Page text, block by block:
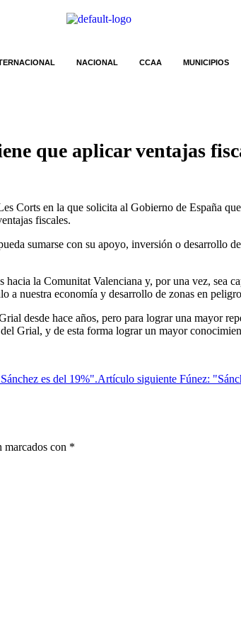
NACIONAL CCAA MUNICIPIOS
que aplicar ventajas
Corts en la que solicita al Gobierno de España
fiscales.
sumarse con su apoyo, inversión o desarrollo
la Comunitat Valenciana y, por una vez, sea
nuestra economía y desarrollo de zonas en
desde hace años, pero para lograr una mayor
Grial, y de esta forma lograr un mayor
es del 19%".Artículo siguiente Fúnez:
marcados con *